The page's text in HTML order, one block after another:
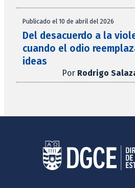
Publicado el 10 de abril del 2026
Del desacuerdo a la
cuando el odio
ideas
Por Rodrigo